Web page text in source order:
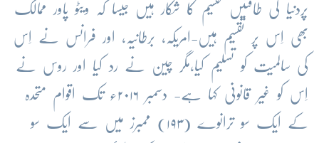
پردنیا کی طاقتیں تقسیم کا شکار ہیں جیسا کہ ویٹو پاور ممالک
بھی اِس پر تقسیم ہیں-امریکہ، برطانیہ، اور فرانس نے اِس
کی سالمیت کو تسلیم کیا،مگر چین نے رد کیا اور روس نے
اِس کو غیر قانونی کہا ہے- دسمبر ۲۰۱۶ء تک اقوام متحدہ
کے ایک سو ترانوے (۱۹۳) ممبرز میں سے ایک سو